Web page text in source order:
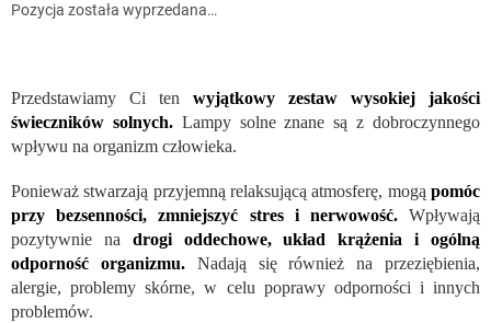
Pozycja została wyprzedana…
Przedstawiamy Ci ten wyjątkowy zestaw wysokiej jakości
świeczników solnych.Lampy solne znane są z dobroczynnego
wpływu na organizm człowieka.
Ponieważ stwarzają przyjemną relaksującą atmosferę, mogą pomóc
przy bezsenności, zmniejszyć stres i nerwowość.Wpływają
pozytywnie na drogi oddechowe, układ krążenia i ogólną
odporność organizmu.Nadają się również na przeziębienia,
alergie, problemy skórne, w celu poprawy odporności i innych
problemów.